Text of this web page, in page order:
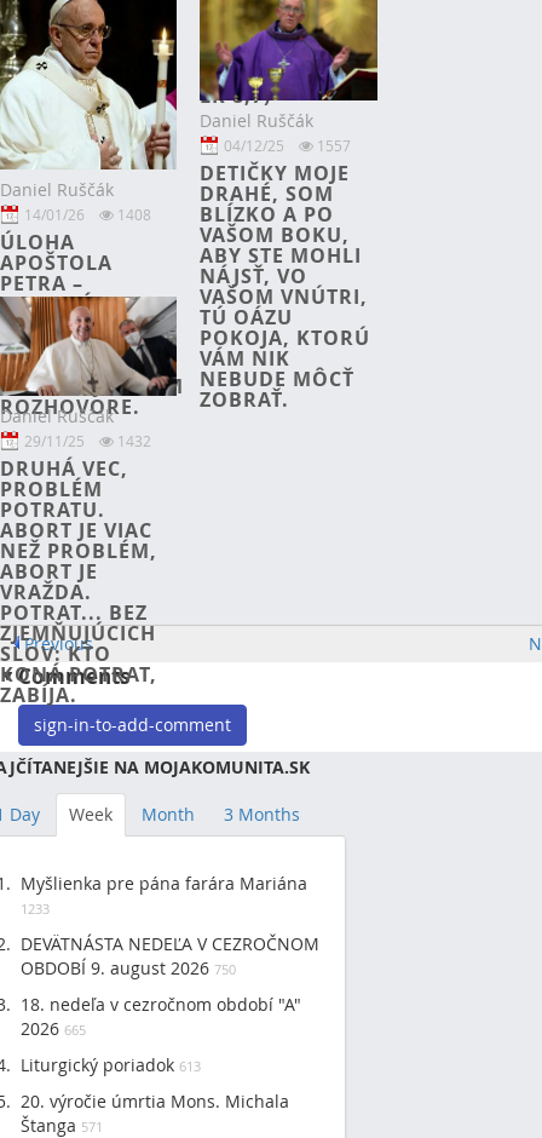
UDÚŠAJÚ BOŽIE
SLOVO,
NENECHAJÚ HO
RÁSŤ (POROV.
LK 8,7)
Daniel Ruščák
14/01/26 1408
ÚLOHA
APOŠTOLA
PETRA –
KATECHÉZA
PÁPEŽA
FRANTIŠKA V
DOTERAZ
NEZVEREJNENOM
ROZHOVORE.
Daniel Ruščák
04/12/25 1557
DETIČKY MOJE
DRAHÉ, SOM
BLÍZKO A PO
VAŠOM BOKU,
ABY STE MOHLI
NÁJSŤ, VO
VAŠOM VNÚTRI,
TÚ OÁZU
POKOJA, KTORÚ
VÁM NIK
NEBUDE MÔCŤ
ZOBRAŤ.
Daniel Ruščák
29/11/25 1432
DRUHÁ VEC,
PROBLÉM
POTRATU.
ABORT JE VIAC
NEŽ PROBLÉM,
ABORT JE
VRAŽDA.
POTRAT... BEZ
ZJEMŇUJÚCICH
SLOV: KTO
KONÁ POTRAT,
ZABÍJA.
Previous
Comments
sign-in-to-add-comment
NA MOJAKOMUNITA.SK
Day Week Month 3 Months
Myšlienka pre pána farára Mariána
1233
DEVÄTNÁSTA NEDEĽA V CEZROČNOM
OBDOBÍ 9. august 2026 750
18. nedeľa v cezročnom období "A"
2026 665
Liturgický poriadok 613
20. výročie úmrtia Mons. Michala
Štanga 571